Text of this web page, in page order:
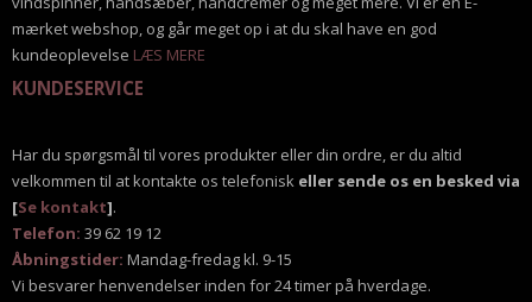
mærket webshop, og går meget op i at du skal have en god
kundeoplevelse LÆS MERE
KUNDESERVICE
Har du spørgsmål til vores produkter eller din ordre, er du altid
velkommen til at kontakte os telefonisk eller sende os en besked via
[Se kontakt].
Telefon: 39 62 19 12
Åbningstider: Mandag-fredag kl. 9-15
Vi besvarer henvendelser inden for 24 timer på hverdage.